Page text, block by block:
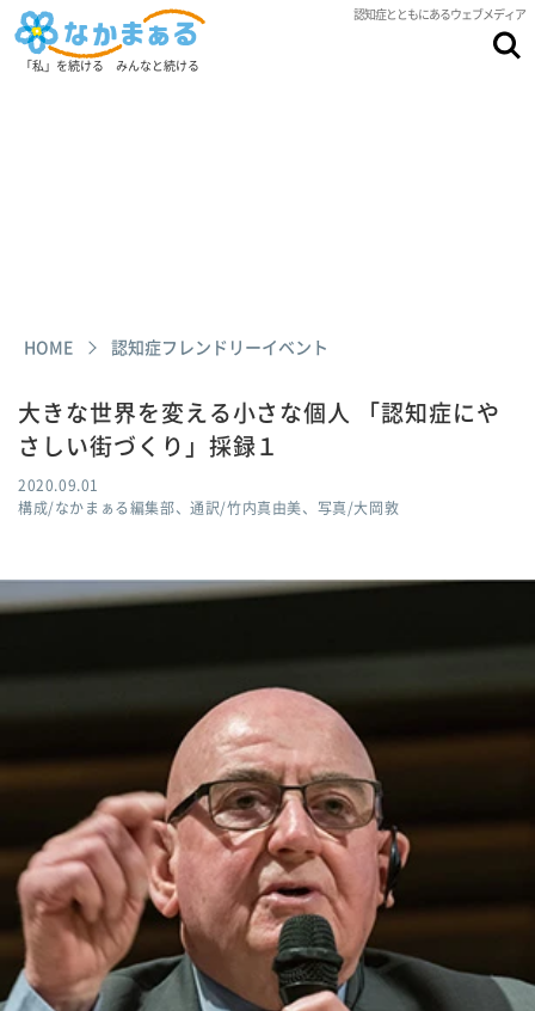
認知症とともにあるウェブメディア
「私」を続ける みんなと続ける
HOME 認知症フレンドリーイベント
大きな世界を変える小さな個人 「認知症にや
さしい街づくり」採録１
2020.09.01
構成/なかまぁる編集部、通訳/竹内真由美、写真/大岡敦